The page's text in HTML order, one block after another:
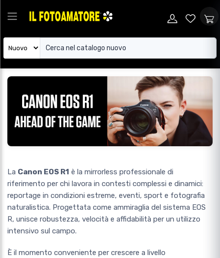
La Canon EOS R1 è la mirrorless professionale di
riferimento per chi lavora in contesti complessi e dinamici:
reportage in condizioni estreme, eventi, sport e fotografia
naturalistica. Progettata come ammiraglia del sistema EOS
R, unisce robustezza, velocità e affidabilità per un utilizzo
intensivo sul campo.
È il momento conveniente per crescere a livello